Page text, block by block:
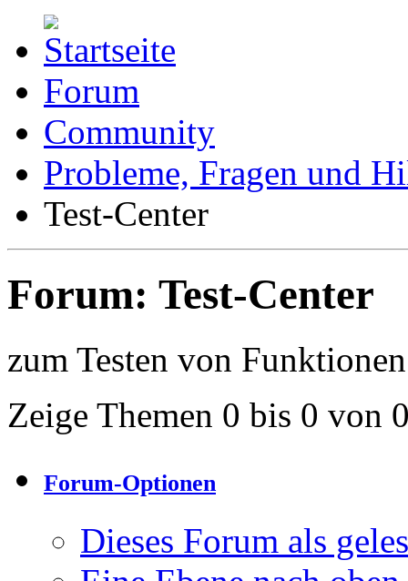
Forum
Community
Probleme, Fragen und
Test-Center
Forum: Test-Center
zum Testen von Funktionen
Zeige Themen 0 bis 0 von
Forum-Optionen
Dieses Forum als